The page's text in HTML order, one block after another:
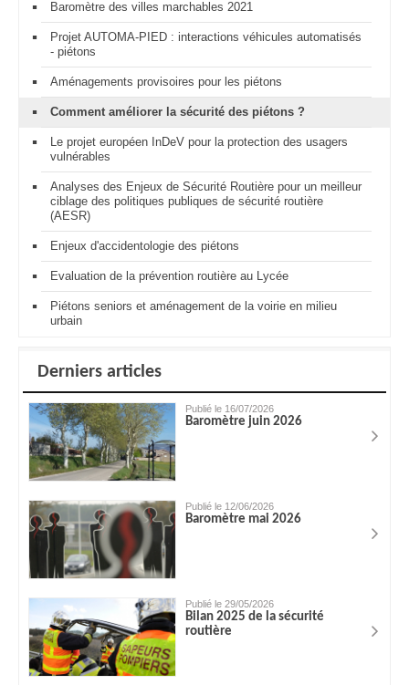
Baromètre des villes marchables 2021
Projet AUTOMA-PIED : interactions véhicules automatisés
- piétons
Aménagements provisoires pour les piétons
Comment améliorer la sécurité des piétons ?
Le projet européen InDeV pour la protection des usagers
vulnérables
Analyses des Enjeux de Sécurité Routière pour un meilleur
ciblage des politiques publiques de sécurité routière
(AESR)
Enjeux d'accidentologie des piétons
Evaluation de la prévention routière au Lycée
Piétons seniors et aménagement de la voirie en milieu
urbain
Derniers articles
Publié le 16/07/2026
Baromètre juin 2026
Publié le 12/06/2026
Baromètre mai 2026
Publié le 29/05/2026
Bilan 2025 de la sécurité
routière